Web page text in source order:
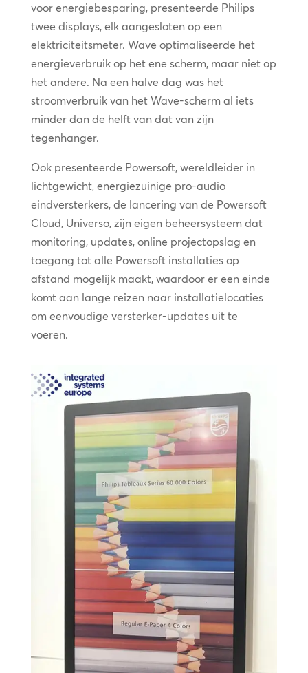
voor energiebesparing, presenteerde Philips
twee displays, elk aangesloten op een
elektriciteitsmeter. Wave optimaliseerde het
energieverbruik op het ene scherm, maar niet op
het andere. Na een halve dag was het
stroomverbruik van het Wave-scherm al iets
minder dan de helft van dat van zijn
tegenhanger.
Ook presenteerde Powersoft, wereldleider in
lichtgewicht, energiezuinige pro-audio
eindversterkers, de lancering van de Powersoft
Cloud, Universo, zijn eigen beheersysteem dat
monitoring, updates, online projectopslag en
toegang tot alle Powersoft installaties op
afstand mogelijk maakt, waardoor er een einde
komt aan lange reizen naar installatielocaties
om eenvoudige versterker-updates uit te
voeren.